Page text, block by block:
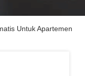
Untuk Apartemen